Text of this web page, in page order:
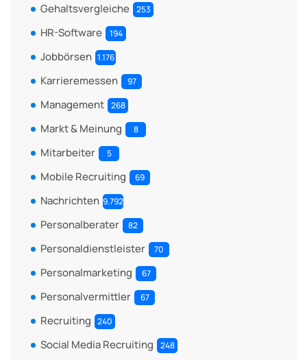
Gehaltsvergleiche 253
HR-Software 194
Jobbörsen 1.176
Karrieremessen 97
Management 268
Markt & Meinung 8
Mitarbeiter 5
Mobile Recruiting 69
Nachrichten 9.792
Personalberater 82
Personaldienstleister 70
Personalmarketing 67
Personalvermittler 67
Recruiting 240
Social Media Recruiting 248